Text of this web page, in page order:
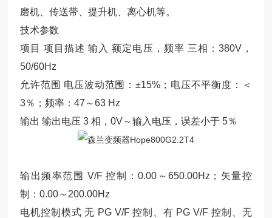
磨机、传送带、提升机、离心机等。
技术参数
项目 项目描述 输入 额定电压，频率 三相：380V，
50/60Hz
允许范围 电压波动范围：±15%；电压不平衡度：＜
3％；频率：47～63 Hz
输出 输出电压 3 相，0V～输入电压，误差小于 5％
输出频率范围 V/F 控制：0.00～650.00Hz；矢量控
制：0.00～200.00Hz
电机控制模式 无 PG V/F 控制、有 PG V/F 控制、无